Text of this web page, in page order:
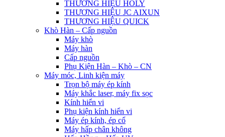
THƯƠNG HIỆU HOLY
THƯƠNG HIỆU JC AIXUN
THƯƠNG HIỆU QUICK
Khò Hàn – Cấp nguồn
Máy khò
Máy hàn
Cấp nguồn
Phụ Kiện Hàn – Khò – CN
Máy móc, Linh kiện máy
Trọn bộ máy ép kính
Máy khắc laser, máy fix sọc
Kính hiển vi
Phụ kiện kính hiển vi
Máy ép kính, ép cổ
Máy hấp chân không